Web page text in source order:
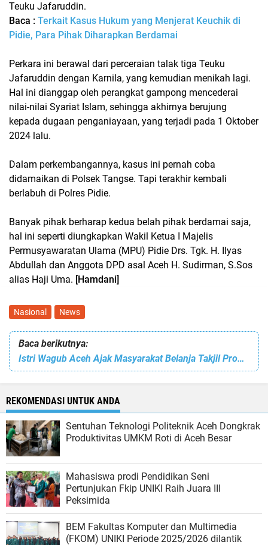
Teuku Jafaruddin.
Baca : Terkait Kasus Hukum yang Menjerat Keuchik di
Pidie, Para Pihak Diharapkan Berdamai
Perkara ini berawal dari perceraian talak tiga Teuku
Jafaruddin dengan Karnila, yang kemudian menikah lagi.
Hal ini dianggap oleh perangkat gampong mencederai
nilai-nilai Syariat Islam, sehingga akhirnya berujung
kepada dugaan penganiayaan, yang terjadi pada 1 Oktober
2024 lalu.
Dalam perkembangannya, kasus ini pernah coba
didamaikan di Polsek Tangse. Tapi terakhir kembali
berlabuh di Polres Pidie.
Banyak pihak berharap kedua belah pihak berdamai saja,
hal ini seperti diungkapkan Wakil Ketua I Majelis
Permusyawaratan Ulama (MPU) Pidie Drs. Tgk. H. Ilyas
Abdullah dan Anggota DPD asal Aceh H. Sudirman, S.Sos
alias Haji Uma. [Hamdani]
Nasional News
Baca berikutnya:
Istri Wagub Aceh Ajak Masyarakat Belanja Takjil Produk UMKM Lokal
REKOMENDASI UNTUK ANDA
Sentuhan Teknologi Politeknik Aceh Dongkrak
Produktivitas UMKM Roti di Aceh Besar
Mahasiswa prodi Pendidikan Seni
Pertunjukan Fkip UNIKI Raih Juara III
Peksimida
BEM Fakultas Komputer dan Multimedia
(FKOM) UNIKI Periode 2025/2026 dilantik